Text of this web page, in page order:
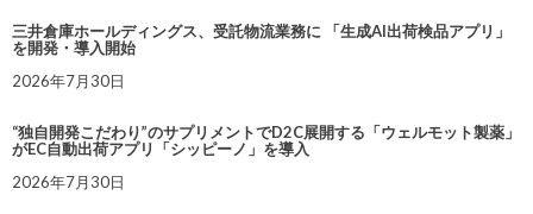
三井倉庫ホールディングス、受託物流業務に 「生成AI出荷検品アプリ」
を開発・導入開始
2026年7月30日
“独自開発こだわり”のサプリメントでD2C展開する「ウェルモット製薬」
がEC自動出荷アプリ「シッピーノ」を導入
2026年7月30日